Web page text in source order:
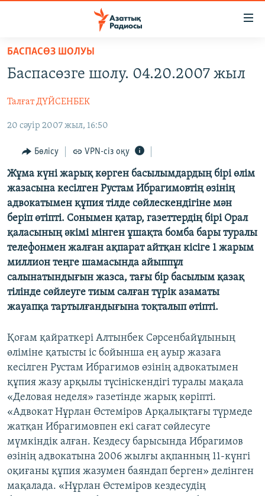
Skip
main
Skip
to
Navigation
to
Search
AZATTYQTV
ҚАҢТАР ОҚИҒАСЫ
АДАМ ҚҰҚЫҚТАРЫ
ӘЛЕУМЕТ
ӘЛЕМ
АРНАЙЫ ЖОБАЛАР
Русский
ЖАЗЫЛЫҢЫЗ
Басқа тілдерде
БАСПАСӨЗ ШОЛУЫ
Баспасөзге шолу. 04.20.2007 жыл
Талғат ДҮЙСЕНБЕК
20 сәуір 2007 жыл, 16:50
Бөлісу VPN-сіз оқу
Жұма күні жарық көрген басылымдардың бірі өлім
жазасына кесілген Рустам Ибрагимовтің өзінің
адвокатымен құпия тілде сөйлескендігіне мән
беріп өтіпті. Сонымен қатар, газеттердің бірі Орал
қаласының әкімі мінген ұшақта бомба бары туралы
телефонмен жалған ақпарат айтқан кісіге 1 жарым
миллион теңге шамасында айыппұл
салынатындығын жазса, тағы бір басылым қазақ
тілінде сөйлеуге тиым салған түрік азаматы
жауапқа тартылғандығына тоқталып өтіпті.
Қоғам қайраткері Алтынбек Сәрсенбайұлының
өліміне қатысты іс бойынша ең ауыр жазаға
кесілген Рустам Ибрагимов өзінің адвокатымен
құпия жазу арқылы түсініскендігі туралы мақала
«Деловая неделя» газетінде жарық көріпті.
«Адвокат Нұрлан Өстеміров Арқалықтағы түрмеде
жатқан Ибрагимовпен екі сағат сөйлесуге
мүмкіндік алған. Кездесу барысында Ибрагимов
өзінің адвокатына 2006 жылғы ақпанның 11-күнгі
оқиғаны құпия жазумен баяндап берген» делінген
мақалада. «Нұрлан Өстеміров кездесудің